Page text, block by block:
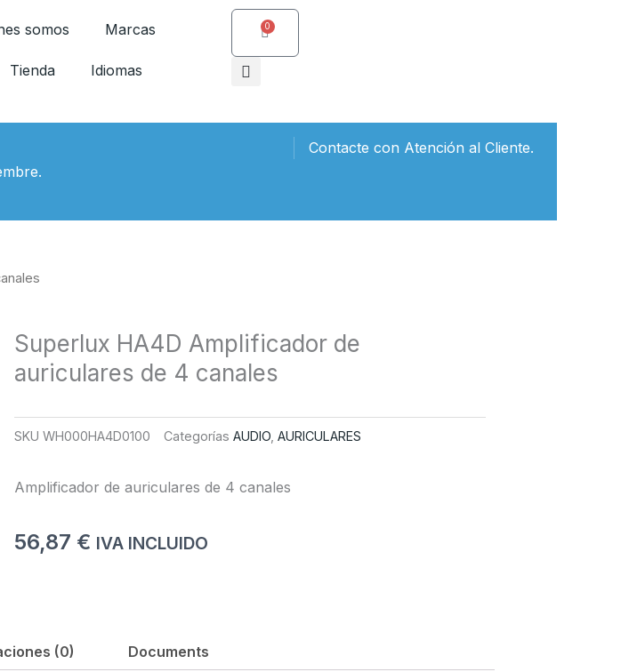
somos Marcas
Tienda Idiomas
0
Carrito
Contacte con Atención al Cliente.
Superlux HA4D Amplificador de
auriculares de 4 canales
SKU WH000HA4D0100 Categorías AUDIO AURICULARES
Amplificador de auriculares de 4 canales
56,87 € IVA INCLUIDO
(0) Documents